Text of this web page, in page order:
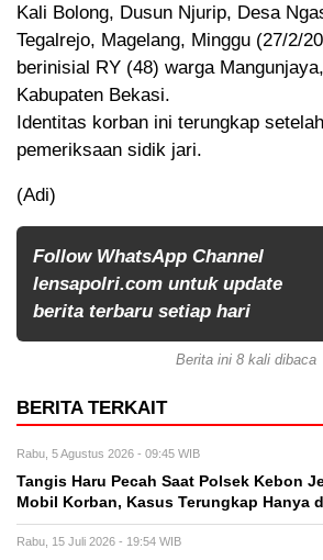
Kali Bolong, Dusun Njurip, Desa
Tegalrejo, Magelang, Minggu (27/2/
berinisial RY (48) warga
Kabupaten Bekasi.
Identitas korban ini terungkap
pemeriksaan sidik jari.
(Adi)
Follow WhatsApp Channel
lensapolri.com untuk update
berita terbaru setiap hari
Berita ini 8 kali dibaca
BERITA TERKAIT
Rabu, 5 Agustus 2026 - 09:45 WIB
Tangis Haru Pecah Saat Polsek Kebon
Mobil Korban, Kasus Terungkap Hanya
Rabu, 15 Juli 2026 - 19:54 WIB